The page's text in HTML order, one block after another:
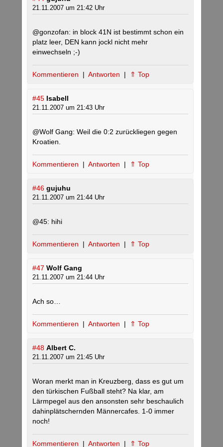
21.11.2007 um 21:42 Uhr
@gonzofan: in block 41N ist bestimmt schon ein
platz leer, DEN kann jockl nicht mehr
einwechseln ;-)
Kommentieren | Antworten | ⇑ Top
#45 Isabell
21.11.2007 um 21:43 Uhr
@Wolf Gang: Weil die 0:2 zurückliegen gegen
Kroatien.
Kommentieren | Antworten | ⇑ Top
#46 gujuhu
21.11.2007 um 21:44 Uhr
@45: hihi
Kommentieren | Antworten | ⇑ Top
#47 Wolf Gang
21.11.2007 um 21:44 Uhr
Ach so…
Kommentieren | Antworten | ⇑ Top
#48 Albert C.
21.11.2007 um 21:45 Uhr
Woran merkt man in Kreuzberg, dass es gut um
den türkischen Fußball steht? Na klar, am
Lärmpegel aus den ansonsten sehr beschaulich
dahinplätschernden Männercafes. 1-0 immer
noch!
Kommentieren | Antworten | ⇑ Top